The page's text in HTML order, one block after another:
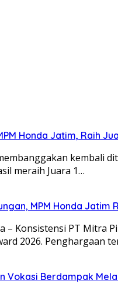
Honda Jatim, Raih
kembali
meraih Juara 1…
MPM Honda Jatim
– Konsistensi PT
2026. Penghargaan
Vokasi Berdampak